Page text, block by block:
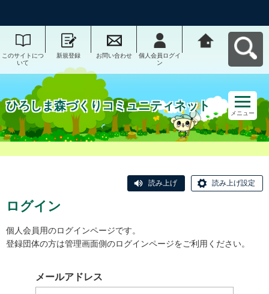
このサイトにつ
いて
新規登録 お問い合わせ
個人会員ログイ
ン
ひろしま森づくりコミュニティネット
メニュー
読み上げ 読み上げ設定
ログイン
個人会員用のログインページです。
登録団体の方は管理画面側のログインページをご利用ください。
メールアドレス